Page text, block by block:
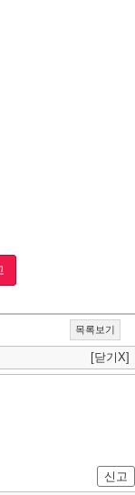
목록보기
[닫기X]
신고